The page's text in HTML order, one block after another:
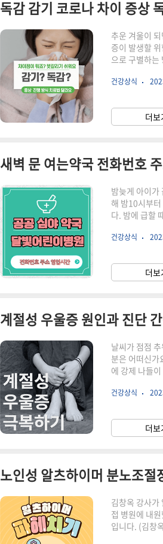
독감 감기 코로나 차이 증상
추운 겨울이
증이 발생할
으로 구별하는
동하기 쉽습니
나 원인 200여
콧물 대부분
건강상식
더보
밤늦게 아이가
해 밤10시부
다. 밤에 급할
셨으면 합니다
ctrl + f 키를 누
래 표를 참고
건강상식
더보
날씨가 점점
분은 어떠신가
에 강제 나들
계절성 우울증
시작되고 봄이
면서 발생하
건강상식
더보
노인성 알츠하이머 분노조절
김창옥 강사가
접 병원에 내
입니다. (김창